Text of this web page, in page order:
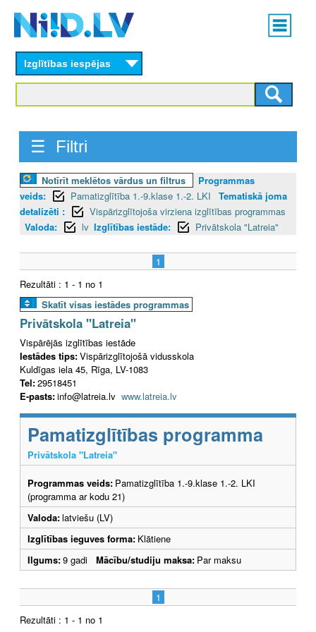
content
Main
menu
Izglītības iespējas
☰ Filtri
Notīrīt meklētos vārdus un filtrus
Programmas
veids:
Pamatizglītība 1.-9.klase 1.-2. LKI
Tematiskā joma
detalizēti :
Vispārizglītojoša virziena izglītības programmas
Valoda:
lv Izglītības iestāde: Privātskola "Latreia"
1
Rezultāti : 1 - 1 no 1
Skatīt visas iestādes programmas
Privātskola "Latreia"
Vispārējās izglītības iestāde
Iestādes tips:Vispārizglītojošā vidusskola
Kuldīgas iela 45, Rīga, LV-1083
Tel:29518451
E-pasts:info@latreia.lv www.latreia.lv
Pamatizglītības programma
Privātskola "Latreia"
Programmas veids: Pamatizglītība 1.-9.klase 1.-2. LKI
(programma ar kodu 21)
Valoda:latviešu (LV)
Izglītības ieguves forma: Klātiene
Ilgums:9 gadi Mācību/studiju maksa: Par maksu
1
Rezultāti : 1 - 1 no 1